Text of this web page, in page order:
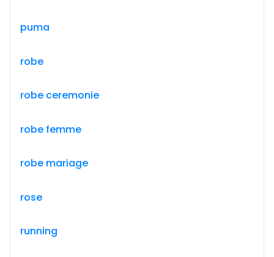
puma
robe
robe ceremonie
robe femme
robe mariage
rose
running